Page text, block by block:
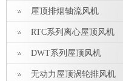
屋顶排烟轴流风机
RTC系列离心屋顶风机
DWT系列屋顶风机
无动力屋顶涡轮排风机